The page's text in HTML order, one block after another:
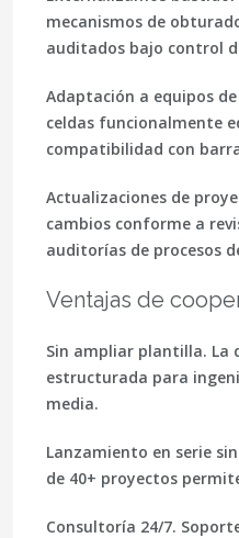
mecanismos de
auditados bajo control
Adaptación a equipos
celdas funcionalmente
compatibilidad con
Actualizaciones de
cambios conforme a
auditorías de procesos
Ventajas de
Sin ampliar plantilla. La
estructurada para
media.
Lanzamiento en serie
de 40+ proyectos
Consultoría 24/7.